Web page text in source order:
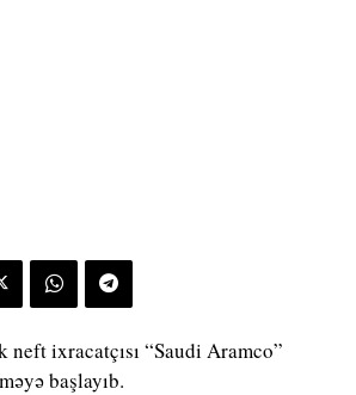
neft ixracatçısı “Saudi Aramco”
başlayıb.